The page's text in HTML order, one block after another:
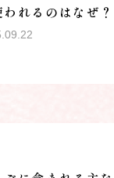
れるのはなぜ？